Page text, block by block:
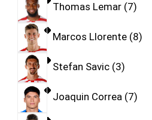
Thomas Lemar 7
Marcos Llorente 8
Stefan Savic 3
Joaquin Correa 7